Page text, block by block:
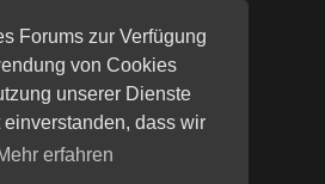
Forums zur Verfügung
von Cookies
unserer Dienste
dass wir
erfahren